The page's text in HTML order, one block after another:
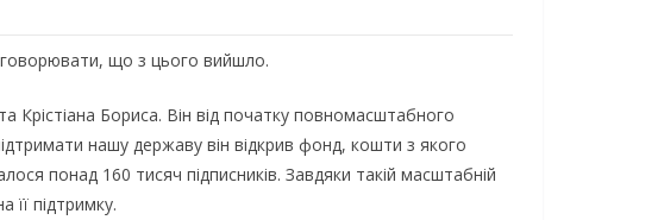
що з цього вийшло.
Крістіана Бориса. Він від початку повномасштабного
нашу державу він відкрив фонд, кошти з якого
понад 160 тисяч підписників. Завдяки такій масштабній
її підтримку.